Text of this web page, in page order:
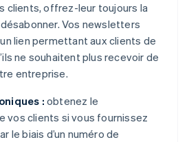
clients, offrez-leur toujours la
Vos newsletters
lien permettant aux clients de
ne souhaitent plus recevoir de
entreprise.
: obtenez le
vos clients si vous fournissez
le biais d’un numéro de